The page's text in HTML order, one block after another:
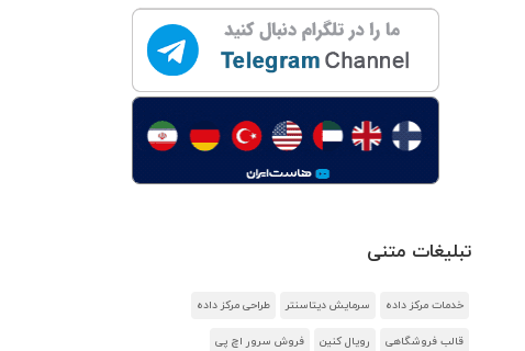
تبلیغات متنی
خدمات مرکز داده سرمایش دیتاسنتر طراحی مرکز داده
قالب فروشگاهی رویال کنین فروش سرور اچ پی